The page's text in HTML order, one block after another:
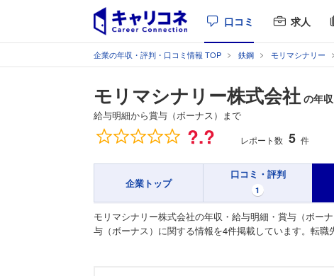
口コミ 求人
企業の年収・評判・口コミ情報 TOP 鉄鋼 モリマシナリー
モリマシナリー株式会社 の年
給与明細から賞与（ボーナス）まで
総合評価 ?.? レポート数 5 件
企業トップ
口コミ・評判
1
モリマシナリー株式会社の年収・給与明細・賞与（ボー
与（ボーナス）に関する情報を4件掲載しています。転